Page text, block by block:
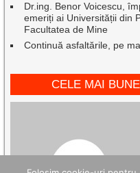
Dr.ing. Benor Voicescu,
emeriți ai Universității din
Facultatea de Mine
Continuă asfaltările, pe
CELE MAI